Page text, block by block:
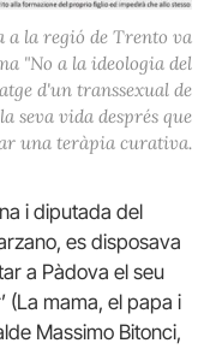
la regió de Trento va
"No a la ideologia del
d'un transsexual de
seva vida després que
una teràpia curativa.
i diputada del
es disposava
a Pàdova el seu
(La mama, el papa i
Massimo Bitonci,